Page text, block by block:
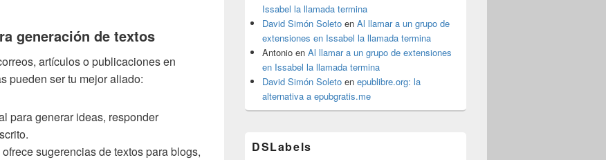
generación de textos
artículos o publicaciones en
pueden ser tu mejor aliado:
para generar ideas, responder
sugerencias de textos para blogs,
Issabel la llamada termina
David Simón Soleto en Al llamar a un grupo de
extensiones en Issabel la llamada termina
Antonio en Al llamar a un grupo de extensiones
en Issabel la llamada termina
David Simón Soleto en epublibre.org: la
alternativa a epubgratis.me
DSLabels